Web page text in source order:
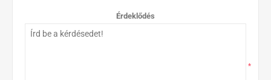
Érdeklődés
*